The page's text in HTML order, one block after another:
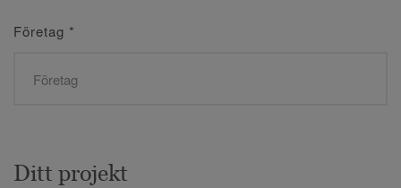
Företag *
Ditt projekt